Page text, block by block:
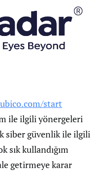
start
ile ilgili yönergeleri
siber güvenlik ile ilgili
sık kullandığım
getirmeye karar